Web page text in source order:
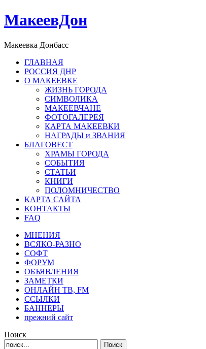
МакеевДон
Макеевка Донбасс
ГЛАВНАЯ
РОССИЯ ДНР
О МАКЕЕВКЕ
ЖИЗНЬ ГОРОДА
СИМВОЛИКА
МАКЕЕВЧАНЕ
ФОТОГАЛЕРЕЯ
КАРТА МАКЕЕВКИ
НАГРАДЫ и ЗВАНИЯ
БЛАГОВЕСТ
ХРАМЫ ГОРОДА
СОБЫТИЯ
СТАТЬИ
КНИГИ
ПОЛОМНИЧЕСТВО
КАРТА САЙТА
КОНТАКТЫ
FAQ
МНЕНИЯ
ВСЯКО-РАЗНО
СОФТ
ФОРУМ
ОБЪЯВЛЕНИЯ
ЗАМЕТКИ
ОНЛАЙН ТВ, FM
ССЫЛКИ
БАННЕРЫ
прежний сайт
Поиск